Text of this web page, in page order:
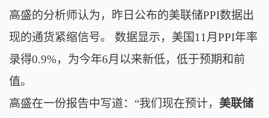
高盛的分析师认为，昨日公布的美联储PPI数据出
现的通货紧缩信号。
数据显示， 美国11月PPI年率
录得0.9%，为今年6月以来新低，低于预期和前
值。
高盛在一份报告中写道：“我们现在预计， 美联储